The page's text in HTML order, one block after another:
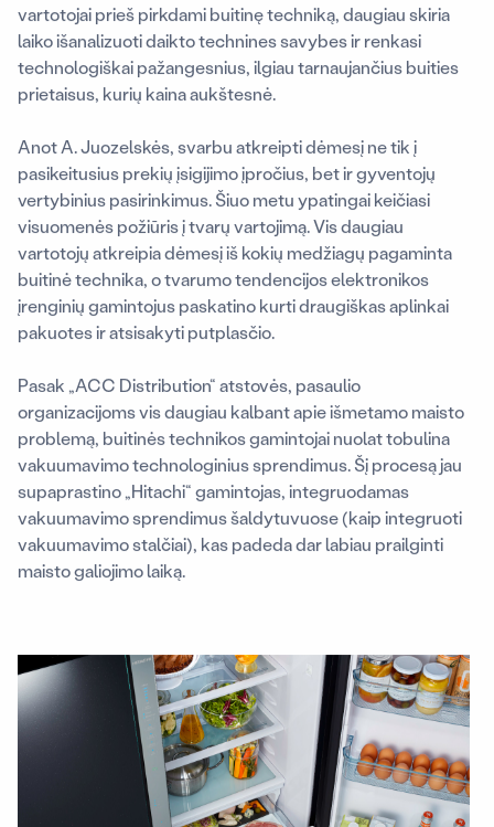
vartotojai prieš pirkdami buitinę techniką, daugiau skiria
laiko išanalizuoti daikto technines savybes ir renkasi
technologiškai pažangesnius, ilgiau tarnaujančius buities
prietaisus, kurių kaina aukštesnė.
Anot A. Juozelskės, svarbu atkreipti dėmesį ne tik į
pasikeitusius prekių įsigijimo įpročius, bet ir gyventojų
vertybinius pasirinkimus. Šiuo metu ypatingai keičiasi
visuomenės požiūris į tvarų vartojimą. Vis daugiau
vartotojų atkreipia dėmesį iš kokių medžiagų pagaminta
buitinė technika, o tvarumo tendencijos elektronikos
įrenginių gamintojus paskatino kurti draugiškas aplinkai
pakuotes ir atsisakyti putplasčio.
Pasak „ACC Distribution“ atstovės, pasaulio
organizacijoms vis daugiau kalbant apie išmetamo maisto
problemą, buitinės technikos gamintojai nuolat tobulina
vakuumavimo technologinius sprendimus. Šį procesą jau
supaprastino „Hitachi“ gamintojas, integruodamas
vakuumavimo sprendimus šaldytuvuose (kaip integruoti
vakuumavimo stalčiai), kas padeda dar labiau prailginti
maisto galiojimo laiką.